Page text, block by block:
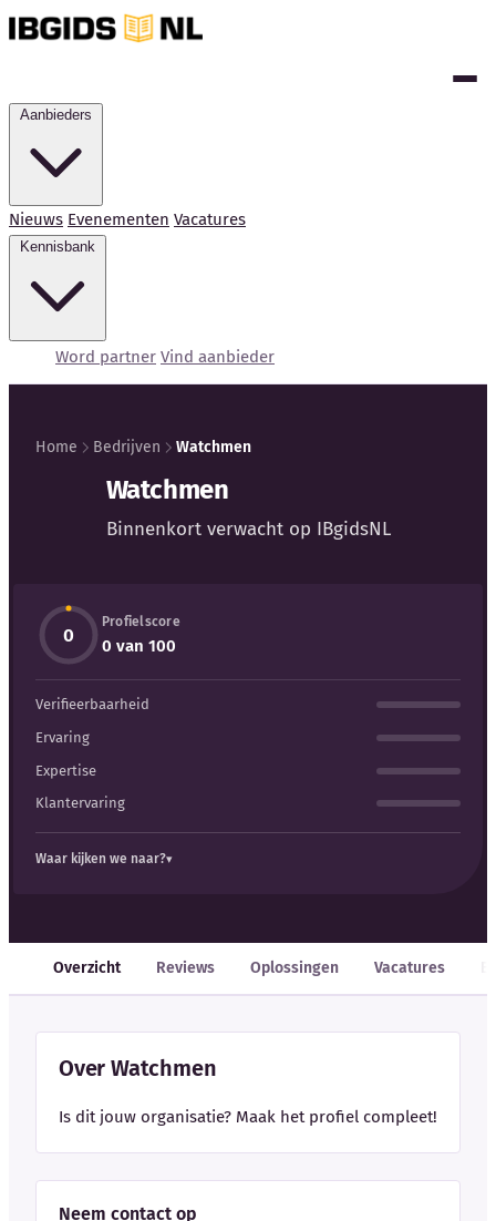
Nieuws Evenementen Vacatures
Word partner Vind aanbieder
Externe bronnen
Woordenboek
Auteurs
Home Bedrijven Watchmen
Watchmen
Binnenkort verwacht op IBgidsNL
0
Profielscore
0 van 100
Verifieerbaarheid
Ervaring
Expertise
Klantervaring
Waar kijken we naar?
Overzicht Reviews Oplossingen Vacatures
Over Watchmen
Is dit jouw organisatie? Maak het profiel compleet!
Neem contact op